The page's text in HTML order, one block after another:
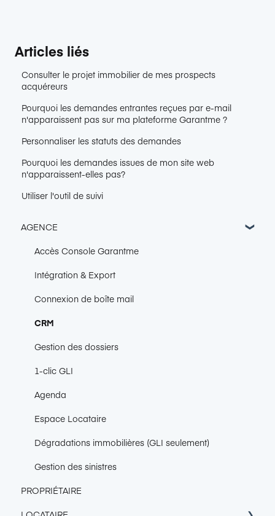
Articles liés
Consulter le projet immobilier de mes prospects
acquéreurs
Pourquoi les demandes entrantes reçues par e-mail
n'apparaissent pas sur ma plateforme Garantme ?
Personnaliser les statuts des demandes
Pourquoi les demandes issues de mon site web
n'apparaissent-elles pas?
Utiliser l'outil de suivi
AGENCE
Accès Console Garantme
Intégration & Export
Connexion de boîte mail
CRM
Gestion des dossiers
1-clic GLI
Agenda
Espace Locataire
Dégradations immobilières (GLI seulement)
Gestion des sinistres
PROPRIÉTAIRE